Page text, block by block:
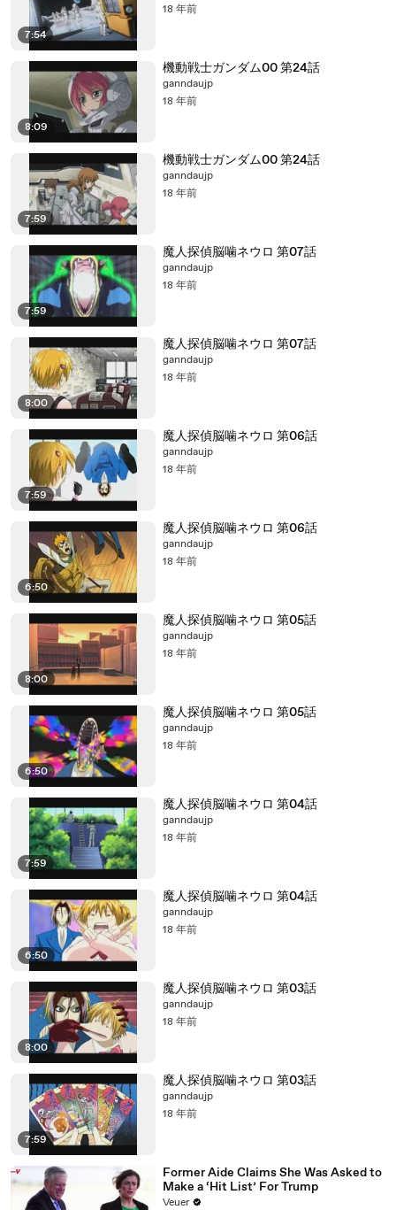
7:54
18 年前
8:09
機動戦士ガンダム00 第24話
ganndaujp
18 年前
7:59
機動戦士ガンダム00 第24話
ganndaujp
18 年前
7:59
魔人探偵脳噛ネウロ 第07話
ganndaujp
18 年前
8:00
魔人探偵脳噛ネウロ 第07話
ganndaujp
18 年前
7:59
魔人探偵脳噛ネウロ 第06話
ganndaujp
18 年前
6:50
魔人探偵脳噛ネウロ 第06話
ganndaujp
18 年前
8:00
魔人探偵脳噛ネウロ 第05話
ganndaujp
18 年前
6:50
魔人探偵脳噛ネウロ 第05話
ganndaujp
18 年前
7:59
魔人探偵脳噛ネウロ 第04話
ganndaujp
18 年前
6:50
魔人探偵脳噛ネウロ 第04話
ganndaujp
18 年前
8:00
魔人探偵脳噛ネウロ 第03話
ganndaujp
18 年前
7:59
魔人探偵脳噛ネウロ 第03話
ganndaujp
18 年前
Former Aide Claims She Was Asked to
Make a ‘Hit List’ For Trump
Veuer